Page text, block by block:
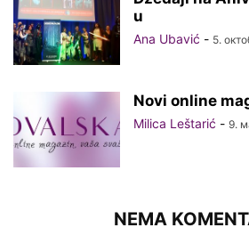
u
Ana Ubavić - 5.
Novi online
Milica Leštarić - 9.
NEMA